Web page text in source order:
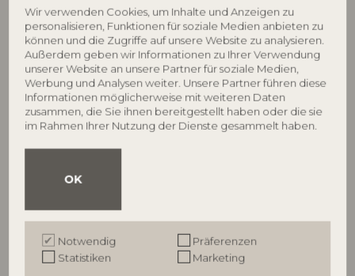
Wir verwenden Cookies, um Inhalte und Anzeigen zu
personalisieren, Funktionen für soziale Medien anbieten zu
können und die Zugriffe auf unsere Website zu analysieren.
Außerdem geben wir Informationen zu Ihrer Verwendung
unserer Website an unsere Partner für soziale Medien,
Werbung und Analysen weiter. Unsere Partner führen diese
Informationen möglicherweise mit weiteren Daten
zusammen, die Sie ihnen bereitgestellt haben oder die sie
im Rahmen Ihrer Nutzung der Dienste gesammelt haben.
OK
Notwendig
Präferenzen
Statistiken
Marketing
BLOOMINGVILLE
Latina Teller, Blau, Steingut
82061371
D20xH2 cm
UVP
12,90
BLOOMINGVILLE
Latina Teller, Blau, Steingut
82061936
D27xH2 cm
UVP
€ 24,90